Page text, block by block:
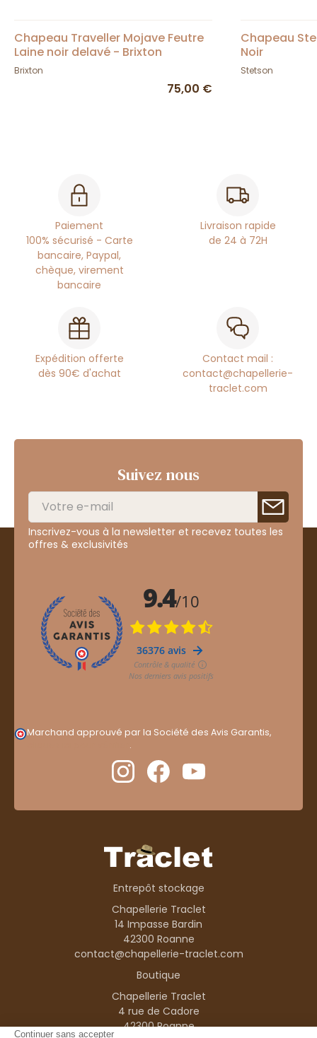
Chapeau Traveller Mojave Feutre
Laine noir delavé - Brixton
Brixton
75,00 €
Chapeau
Noir
Stetson
Paiement
100% sécurisé - Carte
bancaire, Paypal,
chèque, virement
bancaire
Livraison rapide
de 24 à 72H
Expédition offerte
dès 90€ d'achat
Contact mail :
contact@chapellerie-
traclet.com
Suivez nous
Inscrivez-vous à la newsletter et recevez toutes les
offres & exclusivités
Marchand approuvé par la Société des Avis Garantis,
.
Entrepôt stockage
Chapellerie Traclet
14 Impasse Bardin
42300 Roanne
contact@chapellerie-traclet.com
Boutique
Chapellerie Traclet
4 rue de Cadore
42300 Roanne